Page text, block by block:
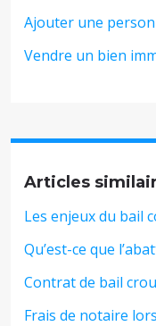
Ajouter une
Vendre un bien
Articles
Les enjeux du bail
Qu’est-ce que
Contrat de bail
Frais de notaire